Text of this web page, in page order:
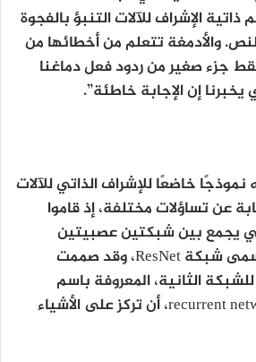
ذاتية الإشراف للآلات التنبؤ بالفجوة
والأدمغة تتعلم من أخطائها من
جزء صغير من ردود فعل دماغنا
إن الإجابة خاطئة”.
نموذجًا خاضعًا للإشراف الذاتي للآلات
عن تساؤلات مختلفة، إذ قاموا
يجمع بين شبكتين عصبيتين
مختلفتين: الأولى، تسمى شبكة ResNet، وقد صممت
الثانية، المعروفة باسم
الشبكة المتكررة recurrent network، أن تركز على الأشياء